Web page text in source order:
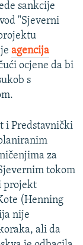
sankcije
"Sjeverni
agencija
ocjene da bi
s
i Predstavnički
za
tokom
projekt
(Henning
nije
ali da